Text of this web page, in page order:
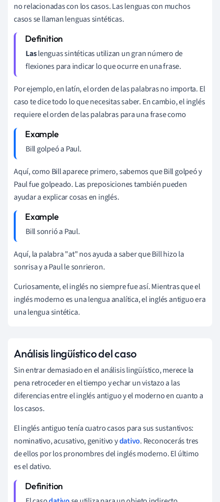
no relacionadas con los casos. Las lenguas con muchos
casos se llaman lenguas sintéticas.
Laslenguas sintéticas utilizan un gran número de
flexiones para indicar lo que ocurre en una frase.
Por ejemplo, en latín, el orden de las palabras no importa. El
caso te dice todo lo que necesitas saber. En cambio, el inglés
requiere el orden de las palabras para una frase como
Bill golpeó a Paul.
Aquí, como Bill aparece primero, sabemos que Bill golpeó y
Paul fue golpeado. Las preposiciones también pueden
ayudar a explicar cosas en inglés.
Bill sonrió a Paul.
Aquí, la palabra "at" nos ayuda a saber que Bill hizo la
sonrisa y a Paul le sonrieron.
Curiosamente, el inglés no siempre fue así. Mientras que el
inglés moderno es una lengua analítica, el inglés antiguo era
una lengua sintética.
Análisis lingüístico del caso
Sin entrar demasiado en el análisis lingüístico, merece la
pena retroceder en el tiempo y echar un vistazo a las
diferencias entre el inglés antiguo y el moderno en cuanto a
los casos.
El inglés antiguo tenía cuatro casos para sus sustantivos:
nominativo, acusativo, genitivo ydativo. Reconocerás tres
de ellos por los pronombres del inglés moderno. El último
es el dativo.